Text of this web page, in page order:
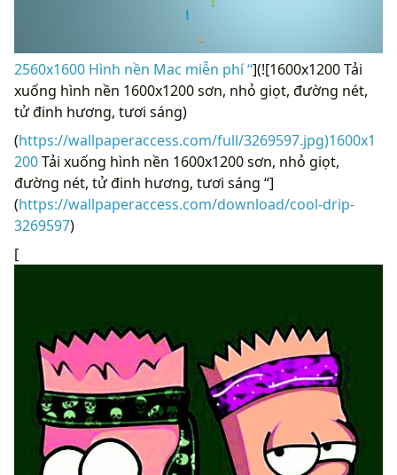
2560x1600 Hình nền Mac miễn phí “](![1600x1200 Tải
xuống hình nền 1600x1200 sơn, nhỏ giọt, đường nét,
tử đinh hương, tươi sáng)
(https://wallpaperaccess.com/full/3269597.jpg)1600x1
200Tải xuống hình nền 1600x1200 sơn, nhỏ giọt,
đường nét, tử đinh hương, tươi sáng “]
(https://wallpaperaccess.com/download/cool-drip-
3269597)
[